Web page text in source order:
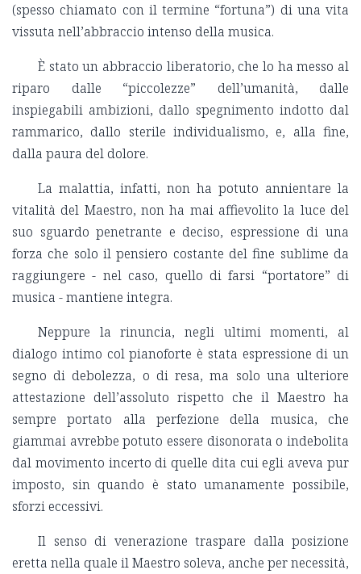
(spesso chiamato con il termine “fortuna”) di una vita
vissuta nell’abbraccio intenso della musica.
È stato un abbraccio liberatorio, che lo ha messo al
riparo dalle “piccolezze” dell’umanità, dalle
inspiegabili ambizioni, dallo spegnimento indotto dal
rammarico, dallo sterile individualismo, e, alla fine,
dalla paura del dolore.
La malattia, infatti, non ha potuto annientare la
vitalità del Maestro, non ha mai affievolito la luce del
suo sguardo penetrante e deciso, espressione di una
forza che solo il pensiero costante del fine sublime da
raggiungere - nel caso, quello di farsi “portatore” di
musica - mantiene integra.
Neppure la rinuncia, negli ultimi momenti, al
dialogo intimo col pianoforte è stata espressione di un
segno di debolezza, o di resa, ma solo una ulteriore
attestazione dell’assoluto rispetto che il Maestro ha
sempre portato alla perfezione della musica, che
giammai avrebbe potuto essere disonorata o indebolita
dal movimento incerto di quelle dita cui egli aveva pur
imposto, sin quando è stato umanamente possibile,
sforzi eccessivi.
Il senso di venerazione traspare dalla posizione
eretta nella quale il Maestro soleva, anche per necessità,